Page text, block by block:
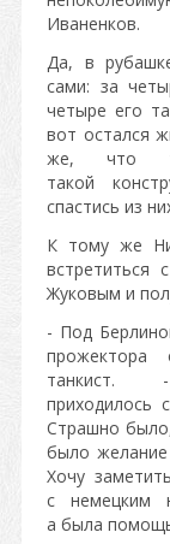
Иваненков.
Да, в
сами: за
четыре его
вот остался
же, что
такой
спастись из
К тому же
встретиться
Жуковым и
- Под
прожектора
приходилось
Страшно
было
Хочу
с немецким
а была